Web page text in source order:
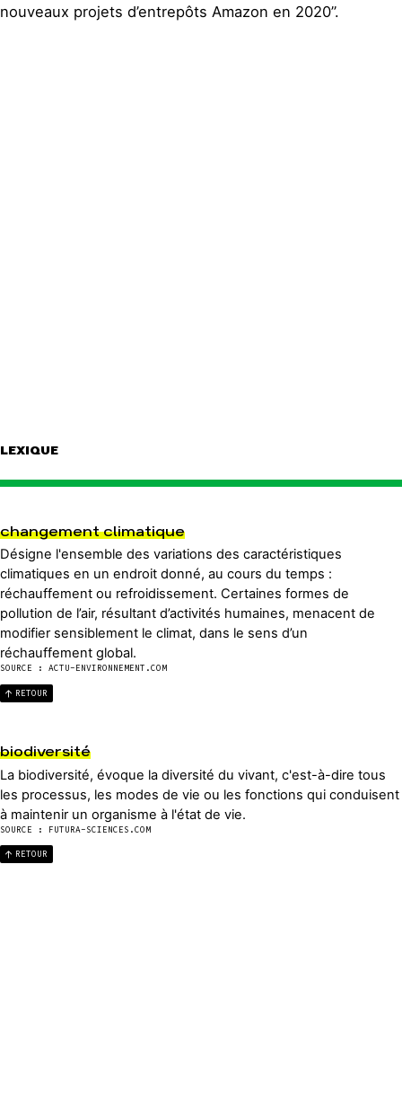
nouveaux projets d’entrepôts Amazon en 2020”.
LEXIQUE
changement climatique
Désigne l'ensemble des variations des caractéristiques
climatiques en un endroit donné, au cours du temps :
réchauffement ou refroidissement. Certaines formes de
pollution de l’air, résultant d’activités humaines, menacent de
modifier sensiblement le climat, dans le sens d’un
réchauffement global.
SOURCE : ACTU-ENVIRONNEMENT.COM
RETOUR
biodiversité
La biodiversité, évoque la diversité du vivant, c'est-à-dire tous
les processus, les modes de vie ou les fonctions qui conduisent
à maintenir un organisme à l'état de vie.
SOURCE : FUTURA-SCIENCES.COM
RETOUR